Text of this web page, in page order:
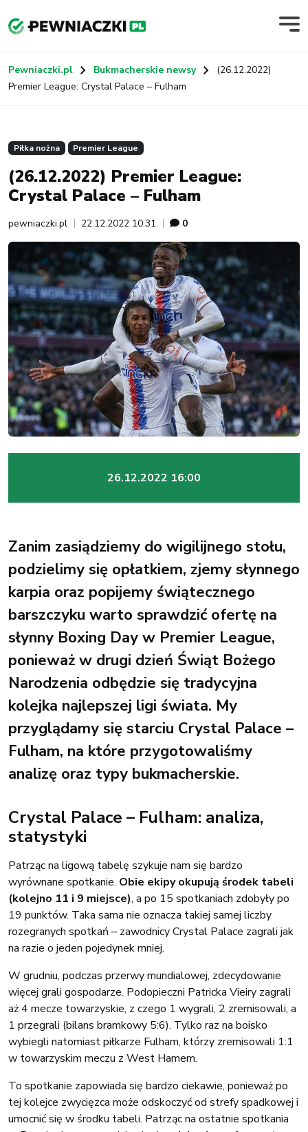
Pewniaczki.pl Bukmacherskie newsy
(26.12.2022)
Premier League: Crystal Palace – Fulham
Piłka nożna Premier League
(26.12.2022) Premier League:
Crystal Palace – Fulham
pewniaczki.pl 22.12.2022 10:31 0
26.12.2022 16:00
Zanim zasiądziemy do wigilijnego stołu,
podzielimy się opłatkiem, zjemy słynnego
karpia oraz popijemy świątecznego
barszczyku warto sprawdzić ofertę na
słynny Boxing Day w Premier League,
ponieważ w drugi dzień Świąt Bożego
Narodzenia odbędzie się tradycyjna
kolejka najlepszej ligi świata. My
przyglądamy się starciu Crystal Palace –
Fulham, na które przygotowaliśmy
analizę oraz typy bukmacherskie.
Crystal Palace – Fulham: analiza,
statystyki
Patrząc na ligową tabelę szykuje nam się bardzo
wyrównane spotkanie. Obie ekipy okupują środek tabeli
(kolejno 11 i 9 miejsce), a po 15 spotkaniach zdobyły po
19 punktów. Taka sama nie oznacza takiej samej liczby
rozegranych spotkań – zawodnicy Crystal Palace zagrali jak
na razie o jeden pojedynek mniej.
W grudniu, podczas przerwy mundialowej, zdecydowanie
więcej grali gospodarze. Podopieczni Patricka Vieiry zagrali
aż 4 mecze towarzyskie, z czego 1 wygrali, 2 zremisowali, a
1 przegrali (bilans bramkowy 5:6). Tylko raz na boisko
wybiegli natomiast piłkarze Fulham, którzy zremisowali 1:1
w towarzyskim meczu z West Hamem.
To spotkanie zapowiada się bardzo ciekawie, ponieważ po
tej kolejce zwycięzca może odskoczyć od strefy spadkowej i
umocnić się w środku tabeli. Patrząc na ostatnie spotkania